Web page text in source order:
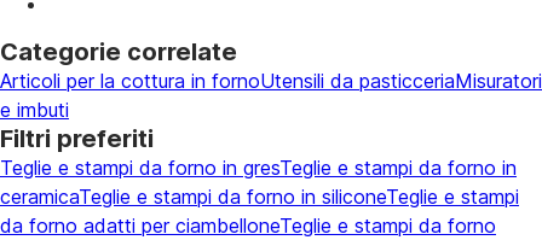
Categorie correlate
Articoli per la cottura in fornoUtensili da pasticceriaMisuratori
e imbuti
Filtri preferiti
Teglie e stampi da forno in gresTeglie e stampi da forno in
ceramicaTeglie e stampi da forno in siliconeTeglie e stampi
da forno adatti per ciambelloneTeglie e stampi da forno